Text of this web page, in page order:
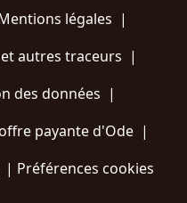
légales |
autres traceurs |
des données |
payante d'Ode |
| Préférences cookies